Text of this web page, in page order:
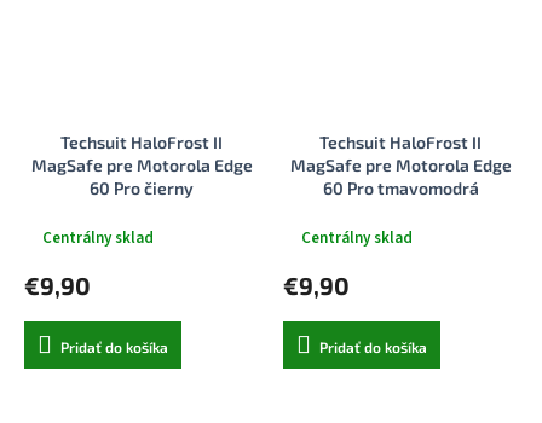
Techsuit HaloFrost II
MagSafe pre Motorola Edge
60 Pro čierny
Centrálny sklad
€9,90
Pridať do košíka
Techsuit HaloFrost II
MagSafe pre Motorola Edge
60 Pro tmavomodrá
Centrálny sklad
€9,90
Pridať do košíka